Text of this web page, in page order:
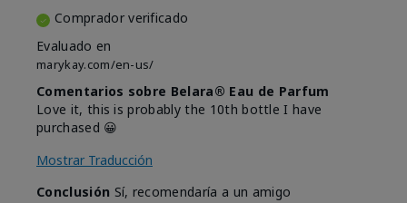
Comprador verificado
Evaluado en
marykay.com/en-us/
Comentarios sobre Belara® Eau de Parfum
Love it, this is probably the 10th bottle I have
purchased 😀
Mostrar Traducción
Conclusión Sí, recomendaría a un amigo